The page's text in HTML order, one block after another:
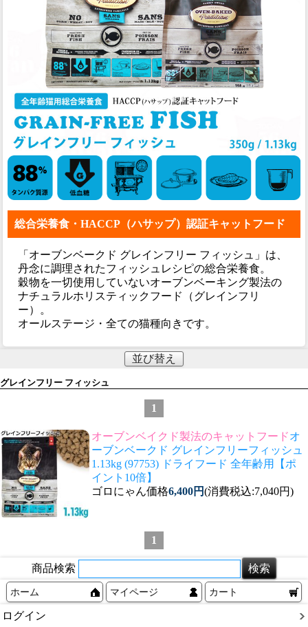
総合栄養食・HACCP（ハサップ）認証キャットフード
「オーブンベークド グレインフリー フィッシュ」は、
丹念に調理されたフィッシュレシピの総合栄養食。
穀物を一切使用していないオーブンベーキング製法の
ナチュラルホリスティックフード（グレインフリ
ー）。
オールステージ・全ての猫種向きです。
並び替え
グレインフリー フィッシュ
1
オーブンベイクド製法のキャットフードオ
ーブンベークド グレインフリーフィッシュ
1.13kg (97753) ドライフード 全年齢用【ポ
イント10倍】
ゴロにゃん価格6,400円(消費税込:7,040円)
1
商品検索
ホーム マイページ カート
ログイン